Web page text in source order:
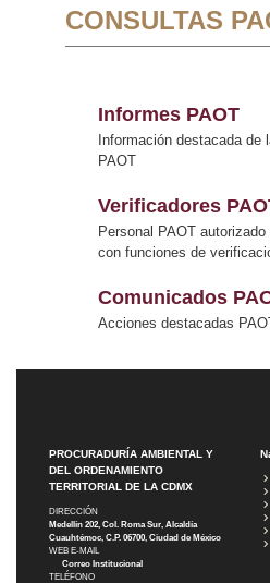
CONSULTAS
Informes PAOT
Información destacada de
PAOT
Verificadores
Personal PAOT autorizado
con funciones de
Comunicados
Acciones destacadas
PROCURADURÍA AMBIENTAL Y
DEL ORDENAMIENTO
TERRITORIAL DE LA CDMX
DIRECCIÓN
Medellín 202, Col. Roma Sur, Alcaldía
Cuauhtémoc, C.P. 06700, Ciudad de México
WEB E-MAIL
Correo Institucional
TELÉFONO